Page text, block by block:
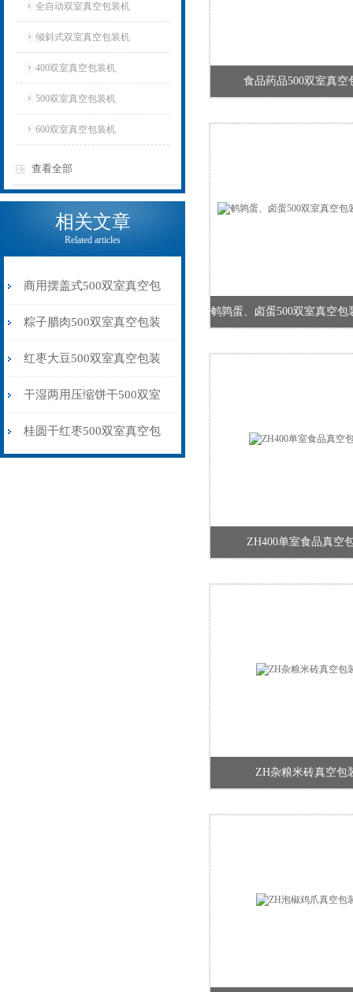
全自动双室真空包装机
倾斜式双室真空包装机
400双室真空包装机
500双室真空包装机
600双室真空包装机
查看全部
相关文章
Related articles
商用摆盖式500双室真空包
装机厂家供应
粽子腊肉500双室真空包装
机干湿两用
红枣大豆500双室真空包装
机微电脑控制
干湿两用压缩饼干500双室
真空包装机品牌
桂圆干红枣500双室真空包
食品药品500双室真空
ZH400单室食品真空
ZH杂粮米砖真空包